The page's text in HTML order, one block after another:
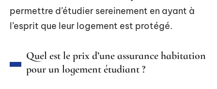
permettre d’étudier sereinement en ayant à
l’esprit que leur logement est protégé.
Quel est le prix d’une assurance habitation
pour un logement étudiant ?